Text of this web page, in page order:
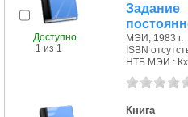
Доступно
1 из 1
МЭИ, 1983 г.
ISBN
НТБ МЭИ : Кх
Книга